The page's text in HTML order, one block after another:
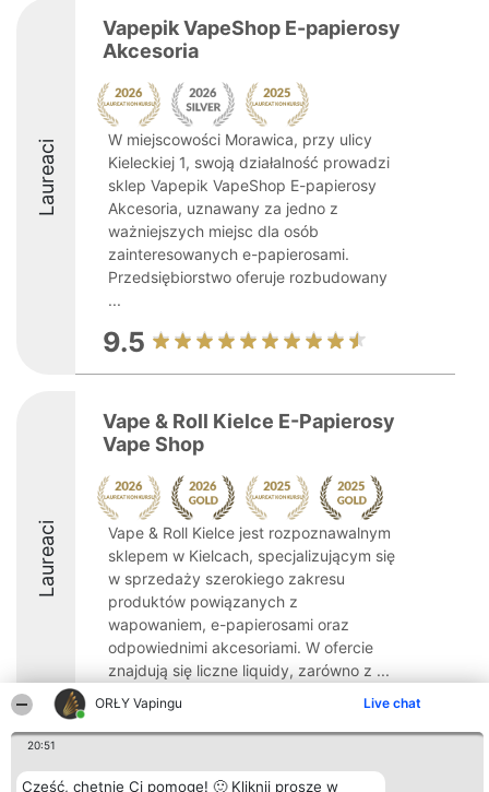
ORŁY Vapingu Live chat
20:51
Cześć, chętnie Ci pomogę! 🙂 Kliknij proszę w
Laureaci
Vapepik VapeShop E-papierosy
Akcesoria
W miejscowości Morawica, przy ulicy
Kieleckiej 1, swoją działalność prowadzi
sklep Vapepik VapeShop E-papierosy
Akcesoria, uznawany za jedno z
ważniejszych miejsc dla osób
zainteresowanych e-papierosami.
Przedsiębiorstwo oferuje rozbudowany
...
9.5
Laureaci
Vape & Roll Kielce E-Papierosy
Vape Shop
Vape & Roll Kielce jest rozpoznawalnym
sklepem w Kielcach, specjalizującym się
w sprzedaży szerokiego zakresu
produktów powiązanych z
wapowaniem, e-papierosami oraz
odpowiednimi akcesoriami. W ofercie
znajdują się liczne liquidy, zarówno z ...
9.8
Organizator plebiscytu Plebiscyt Kontakt